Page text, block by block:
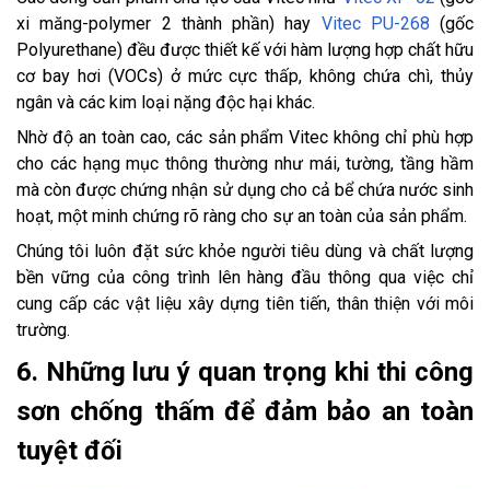
xi măng-polymer 2 thành phần) hay Vitec PU-268 (gốc
Polyurethane) đều được thiết kế với hàm lượng hợp chất hữu
cơ bay hơi (VOCs) ở mức cực thấp, không chứa chì, thủy
ngân và các kim loại nặng độc hại khác.
Nhờ độ an toàn cao, các sản phẩm Vitec không chỉ phù hợp
cho các hạng mục thông thường như mái, tường, tầng hầm
mà còn được chứng nhận sử dụng cho cả bể chứa nước sinh
hoạt, một minh chứng rõ ràng cho sự an toàn của sản phẩm.
Chúng tôi luôn đặt sức khỏe người tiêu dùng và chất lượng
bền vững của công trình lên hàng đầu thông qua việc chỉ
cung cấp các vật liệu xây dựng tiên tiến, thân thiện với môi
trường.
6. Những lưu ý quan trọng khi thi công
sơn chống thấm để đảm bảo an toàn
tuyệt đối